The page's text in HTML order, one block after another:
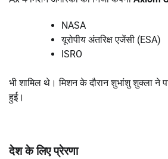
NASA
यूरोपीय अंतरिक्ष एजेंसी (ESA)
ISRO
भी शामिल थे। मिशन के दौरान शुभांशु शुक्ला ने
हुई।
देश के लिए प्रेरणा